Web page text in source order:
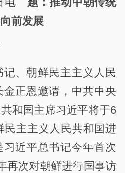
电 题：推动中朝传统
前发展
、朝鲜民主主义人民
正恩邀请，中共中央
和国主席习近平将于6
民主主义人民共和国进
近平总书记今年首次
再次对朝鲜进行国事访